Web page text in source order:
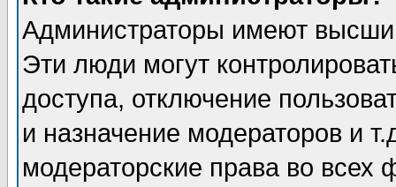
Администраторы имеют
Эти люди могут
доступа, отключение
и назначение модераторов и
модераторские права во всех